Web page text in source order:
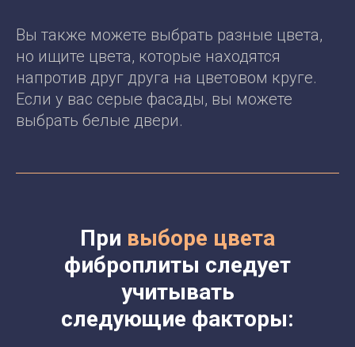
Вы также можете выбрать разные цвета,
но ищите цвета, которые находятся
напротив друг друга на цветовом круге.
Если у вас серые фасады, вы можете
выбрать белые двери.
При выборе цвета
фиброплиты следует
учитывать
следующие факторы: